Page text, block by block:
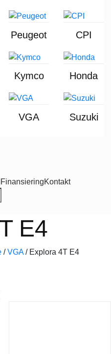
Peugeot CPI
Kymco Honda
VGA Suzuki
FinansieringKontakt
E4
/ VGA /Explora 4T E4